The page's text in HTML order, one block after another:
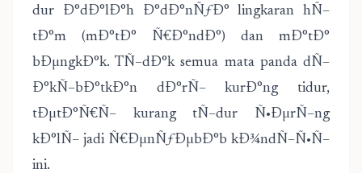
dur Ð°dÐ°lÐ°h Ð°dÐ°nÑƒÐ° lingkaran hÑ–
tÐ°m (mÐ°tÐ° Ñ€Ð°ndÐ°) dan mÐ°tÐ°
bÐµngkÐ°k. TÑ–dÐ°k semua mata panda dÑ–
Ð°kÑ–bÐ°tkÐ°n dÐ°rÑ– kurÐ°ng tidur,
tÐµtÐ°Ñ€Ñ– kurang tÑ–dur Ñ•ÐµrÑ–ng
kÐ°lÑ– jadi Ñ€ÐµnÑƒÐµbÐ°b kÐ¾ndÑ–Ñ•Ñ–
ini.